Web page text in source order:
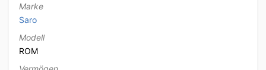
Marke
Saro
Modell
ROM